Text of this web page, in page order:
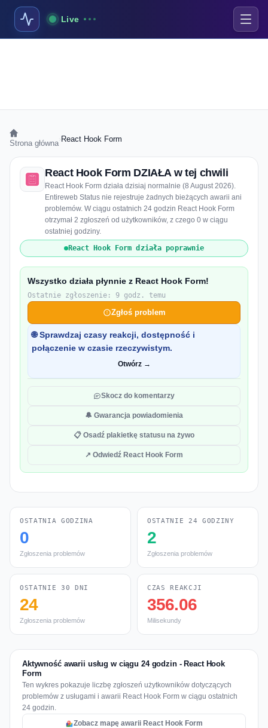
Live
Strona główna React Hook Form
React Hook Form DZIAŁA w tej chwili
React Hook Form działa dzisiaj normalnie (8 August 2026).
Entireweb Status nie rejestruje żadnych bieżących awarii ani
problemów. W ciągu ostatnich 24 godzin React Hook Form
otrzymał 2 zgłoszeń od użytkowników, z czego 0 w ciągu
ostatniej godziny.
React Hook Form działa poprawnie
Wszystko działa płynnie z React Hook Form!
Ostatnie zgłoszenie: 9 godz. temu
Zgłoś problem
🌐 Sprawdzaj czasy reakcji, dostępność i
połączenie w czasie rzeczywistym.
Otwórz →
Skocz do komentarzy
🔔 Gwarancja powiadomienia
📋 Osadź plakietkę statusu na żywo
↗ Odwiedź React Hook Form
OSTATNIA GODZINA
0
Zgłoszenia problemów
OSTATNIE 24 GODZINY
2
Zgłoszenia problemów
OSTATNIE 30 DNI
24
Zgłoszenia problemów
CZAS REAKCJI
356.06
Milisekundy
Aktywność awarii usług w ciągu 24 godzin - React Hook
Form
Ten wykres pokazuje liczbę zgłoszeń użytkowników dotyczących
problemów z usługami i awarii React Hook Form w ciągu ostatnich
24 godzin.
Zobacz mapę awarii React Hook Form